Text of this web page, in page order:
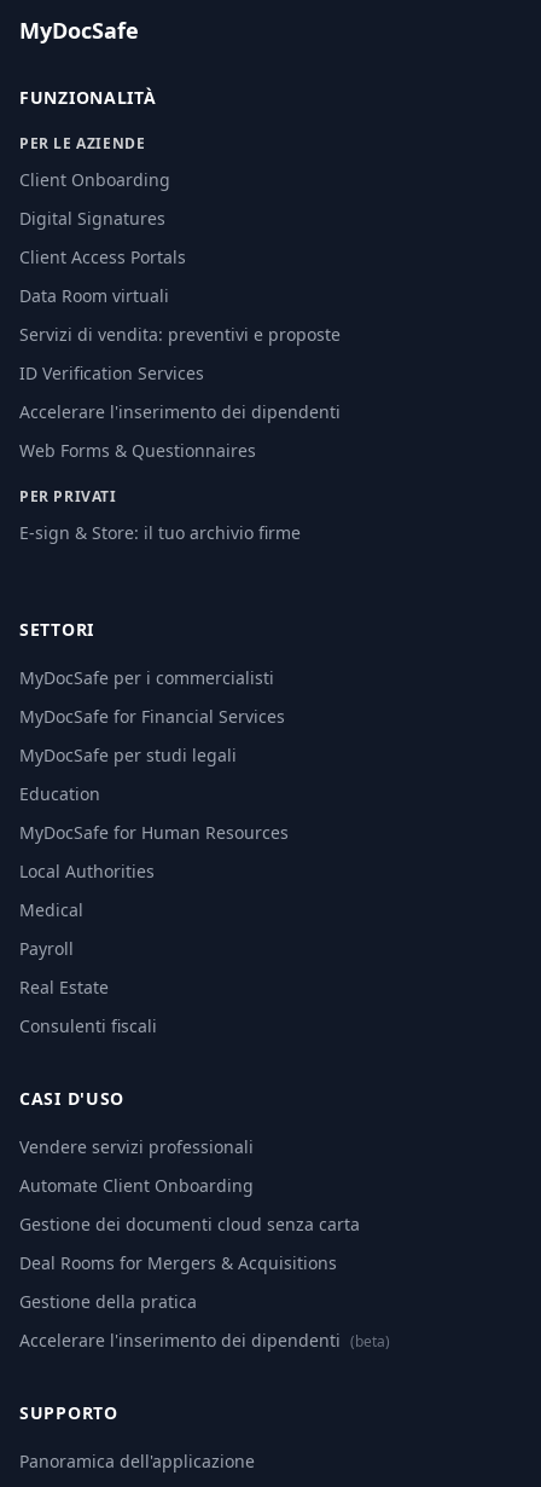
MyDocSafe
FUNZIONALITÀ
PER LE AZIENDE
Client Onboarding
Digital Signatures
Client Access Portals
Data Room virtuali
Servizi di vendita: preventivi e proposte
ID Verification Services
Accelerare l'inserimento dei dipendenti
Web Forms & Questionnaires
PER PRIVATI
E-sign & Store: il tuo archivio firme
SETTORI
MyDocSafe per i commercialisti
MyDocSafe for Financial Services
MyDocSafe per studi legali
Education
MyDocSafe for Human Resources
Local Authorities
Medical
Payroll
Real Estate
Consulenti fiscali
CASI D'USO
Vendere servizi professionali
Automate Client Onboarding
Gestione dei documenti cloud senza carta
Deal Rooms for Mergers & Acquisitions
Gestione della pratica
Accelerare l'inserimento dei dipendenti (beta)
SUPPORTO
Panoramica dell'applicazione